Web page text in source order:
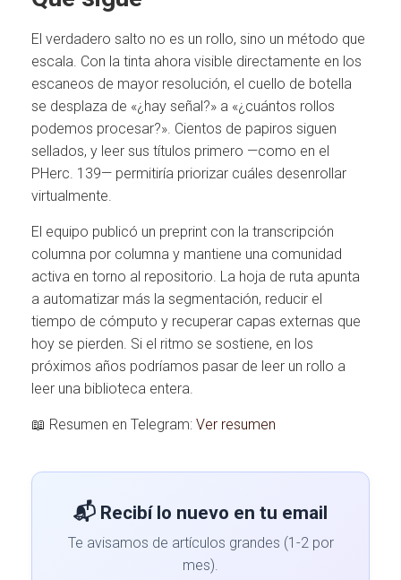
El verdadero salto no es un rollo, sino un método que
escala. Con la tinta ahora visible directamente en los
escaneos de mayor resolución, el cuello de botella
se desplaza de «¿hay señal?» a «¿cuántos rollos
podemos procesar?». Cientos de papiros siguen
sellados, y leer sus títulos primero —como en el
PHerc. 139— permitiría priorizar cuáles desenrollar
virtualmente.
El equipo publicó un preprint con la transcripción
columna por columna y mantiene una comunidad
activa en torno al repositorio. La hoja de ruta apunta
a automatizar más la segmentación, reducir el
tiempo de cómputo y recuperar capas externas que
hoy se pierden. Si el ritmo se sostiene, en los
próximos años podríamos pasar de leer un rollo a
leer una biblioteca entera.
📖 Resumen en Telegram: Ver resumen
📬 Recibí lo nuevo en tu email
Te avisamos de artículos grandes (1-2 por
mes).